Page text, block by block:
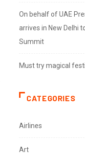
On behalf of UAE
arrives in New Delhi
Summit
Must try magical
CATEGORIES
Airlines
Art